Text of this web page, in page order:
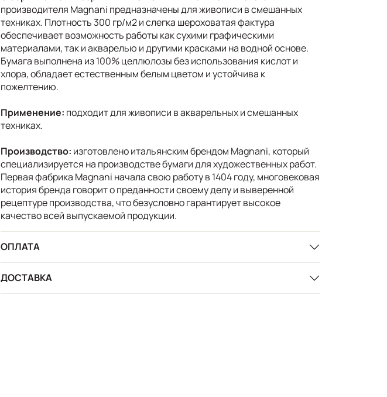
производителя Magnani предназначены для живописи в смешанных
техниках. Плотность 300 гр/м2 и слегка шероховатая фактура
обеспечивает возможность работы как сухими графическими
материалами, так и акварелью и другими красками на водной основе.
Бумага выполнена из 100% целлюлозы без использования кислот и
хлора, обладает естественным белым цветом и устойчива к
пожелтению.
Применение: подходит для живописи в акварельных и смешанных
техниках.
Производство: изготовлено итальянским брендом Magnani, который
специализируется на производстве бумаги для художественных работ.
Первая фабрика Magnani начала свою работу в 1404 году, многовековая
история бренда говорит о преданности своему делу и выверенной
рецептуре производства, что безусловно гарантирует высокое
качество всей выпускаемой продукции.
ОПЛАТА
ДОСТАВКА